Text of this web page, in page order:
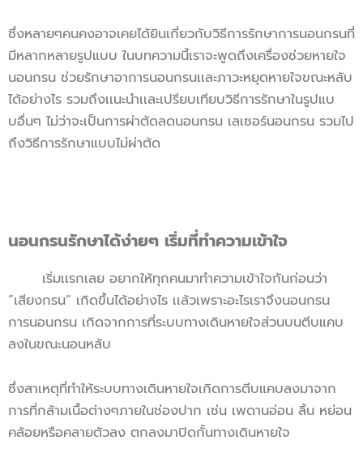
ซึ่งหลายๆคนคงอาจเคยได้ยินเกี่ยวกับวิธีการรักษาการนอนกรนที่
มีหลากหลายรูปแบบ ในบทความนี้เราจะพูดถึงเครื่องช่วยหายใจ
นอนกรน ช่วยรักษาอาการนอนกรนเเละภาวะหยุดหายใจขณะหลับ
ได้อย่างไร รวมถึงเเนะนำเเละเปรียบเทียบวิธีการรักษาในรูปแบ
บอื่นๆ ไม่ว่าจะเป็นการผ่าตัดลดนอนกรน เลเซอร์นอนกรน รวมไป
ถึงวิธีการรักษาแบบไม่ผ่าตัด
นอนกรนรักษาได้ง่ายๆ เริ่มที่ทำความเข้าใจ
เริ่มเเรกเลย อยากให้ทุกคนมาทำความเข้าใจกันก่อนว่า
”เสียงกรน” เกิดขึ้นได้อย่างไร เเล้วเพราะอะไรเราจึงนอนกรน
การนอนกรน เกิดจากการที่ระบบทางเดินหายใจส่วนบนตีบแคบ
ลงในขณะนอนหลับ
ซึ่งสาเหตุที่ทำให้ระบบทางเดินหายใจเกิดการตีบแคบลงมาจาก
การที่กล้ามเนื้อต่างๆภายในช่องปาก เช่น เพดานอ่อน ลิ้น หย่อน
คล้อยหรือคลายตัวลง ตกลงมาปิดกั้นทางเดินหายใจ